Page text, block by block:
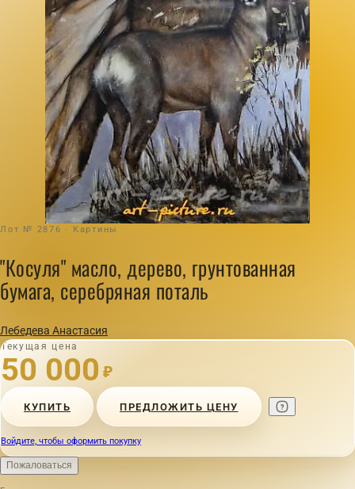
Лот № 2876 · Картины
"Косуля" масло, дерево, грунтованная
бумага, серебряная поталь
Лебедева Анастасия
Текущая цена
50 000 ₽
КУПИТЬ ПРЕДЛОЖИТЬ ЦЕНУ
Войдите, чтобы оформить покупку
Пожаловаться